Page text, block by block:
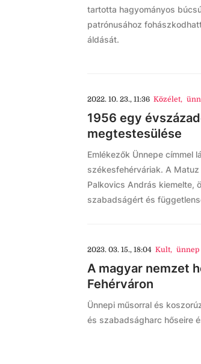
tartotta hagyományos
patrónusához
áldását.
2022. 10. 23., 11:36 Közélet,
1956 egy
megtestesülése
Emlékezők Ünnepe címmel
székesfehérváriak. A
Palkovics András kiemelte,
szabadságért és
2023. 03. 15., 18:04 Kult, ünnep
A magyar nemzet
Fehérváron
Ünnepi műsorral és
és szabadságharc hőseire